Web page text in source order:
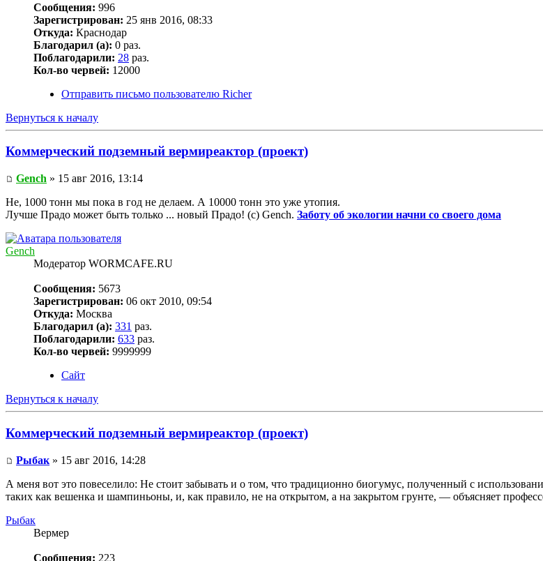
Сообщения: 996
Зарегистрирован: 25 янв 2016, 08:33
Откуда: Краснодар
Благодарил (а): 0 раз.
Поблагодарили: 28 раз.
Кол-во червей: 12000
Отправить письмо пользователю Richer
Вернуться к началу
Коммерческий подземный вермиреактор (проект)
Gench » 15 авг 2016, 13:14
Не, 1000 тонн мы пока в год не делаем. А 10000 тонн это уже утопия.
Лучше Прадо может быть только ... новый Прадо! (c) Gench. Заботу об экологии начни со своего дома
Gench
Модератор WORMCAFE.RU
Сообщения: 5673
Зарегистрирован: 06 окт 2010, 09:54
Откуда: Москва
Благодарил (а): 331 раз.
Поблагодарили: 633 раз.
Кол-во червей: 9999999
Сайт
Вернуться к началу
Коммерческий подземный вермиреактор (проект)
Рыбак » 15 авг 2016, 14:28
А меня вот это повеселило: Не стоит забывать и о том, что традиционно биогумус, полученный с
таких как вешенка и шампиньоны, и, как правило, не на открытом, а на закрытом грунте, ― объясняет
Рыбак
Вермер
Сообщения: 223